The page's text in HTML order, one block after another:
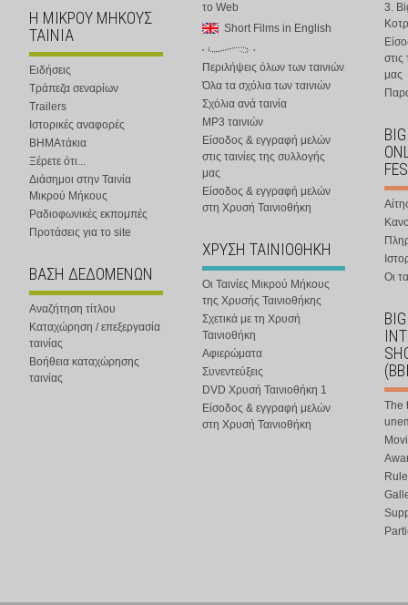
Η ΜΙΚΡΟΥ ΜΗΚΟΥΣ
ΤΑΙΝΙΑ
Ειδήσεις
Τράπεζα σεναρίων
Trailers
Ιστορικές αναφορές
ΒΗΜΑτάκια
Ξέρετε ότι...
Διάσημοι στην Ταινία
Μικρού Μήκους
Ραδιοφωνικές εκπομπές
Προτάσεις για το site
ΒΑΣΗ ΔΕΔΟΜΕΝΩΝ
Αναζήτηση τίτλου
Καταχώρηση / επεξεργασία
ταινίας
Βοήθεια καταχώρησης
ταινίας
το Web
Short Films in English
Περιλήψεις όλων των ταινιών
Όλα τα σχόλια των ταινιών
Σχόλια ανά ταινία
MP3 ταινιών
Είσοδος & εγγραφή μελών
στις ταινίες της συλλογής
μας
Είσοδος & εγγραφή μελών
στη Χρυσή Ταινιοθήκη
ΧΡΥΣΗ ΤΑΙΝΙΟΘΗΚΗ
Οι Ταινίες Μικρού Μήκους
της Χρυσής Ταινιοθήκης
Σχετικά με τη Χρυσή
Ταινιοθήκη
Αφιερώματα
Συνεντεύξεις
DVD Χρυσή Ταινιοθήκη 1
Είσοδος & εγγραφή μελών
στη Χρυσή Ταινιοθήκη
3.
στις
μας
Οι
The